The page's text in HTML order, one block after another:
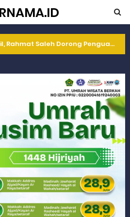
Dorong Penguatan Pertanian di Kabupaten Agam
KARTA untuk Korban Banjir Bandang di Sumbar
Tujuan Partai Demokrat Sumbar
dan Berikan Arahan pada MTQ Nasional ke-50 Tingkat Kec. Sungai Limau
TINGGI SUMATERA BARAT
TINGGI SUMATERA BARAT
TINGGI SUMATERA BARAT
Dorong Koperasi Jadi Motor Penggerak Ekonomi Rakyat